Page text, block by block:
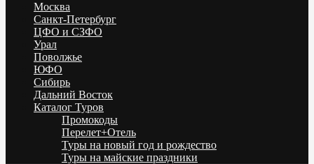
Низкие цены на путевки 3-7-10 ночей все включено, отдых на
море. Распродажа экскурсионных и горнолыжных туров.
Обновление каждый день. Официальный сайт Тур Сейл
Москва
Санкт-Петербург
ЦФО и СЗФО
Урал
Поволжье
ЮФО
Сибирь
Дальний Восток
Каталог Туров
Промокоды
Перелет+Отель
Туры на новый год и рождество
Туры на майские праздники